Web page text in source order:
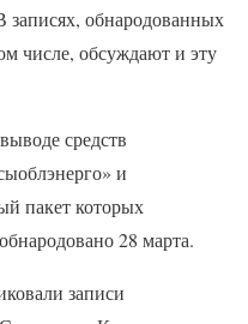
обнародованных
числе, обсуждают и эту
средств
и
пакет которых
28 марта.
записи